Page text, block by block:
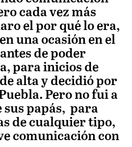
cada vez más
el por qué lo era,
una ocasión en el
de poder
para inicios de
alta y decidió por
Pero no fui a
sus papás, para
de cualquier tipo,
comunicación con